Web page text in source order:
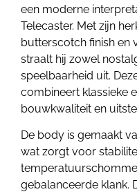
een moderne
Telecaster. Met zijn
butterscotch finish en
straalt hij zowel
speelbaarheid uit.
combineert klassieke
bouwkwaliteit en
De body is gemaakt
wat zorgt voor
gebalanceerde klank.